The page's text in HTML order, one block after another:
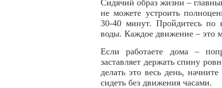
Сидячий образ жизни –
не можете устроить
30-40 минут. Пройдитесь по
воды. Каждое движение – это
Если работаете дома –
заставляет держать спину
делать это весь день,
сидеть без движения часами.